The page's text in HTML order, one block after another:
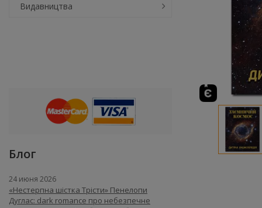
Видавництва
Блог
24 июня 2026
«Нестерпна шістка Трісти» Пенелопи
Дуглас: dark romance про небезпечне